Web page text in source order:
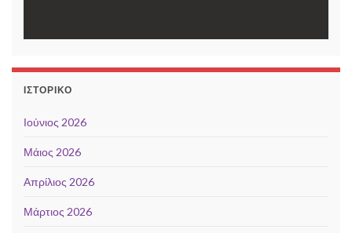
ΙΣΤΟΡΙΚΌ
Ιούνιος 2026
Μάιος 2026
Απρίλιος 2026
Μάρτιος 2026